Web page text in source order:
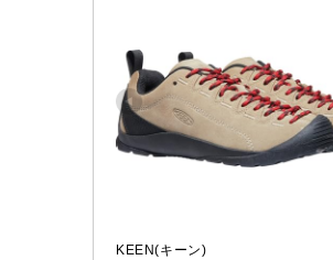
KEEN(キーン)